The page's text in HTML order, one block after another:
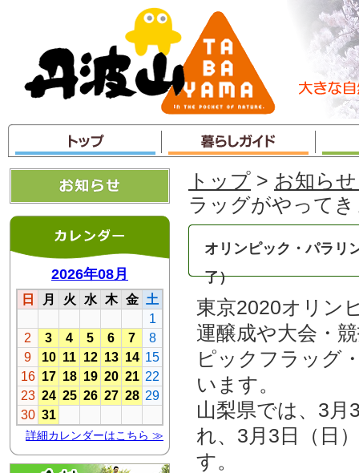
ャ
ン
プ
トップ > お知ら
ラッグがやって
オリンピック・パラリ
了）
東京2020オリン
運醸成や大会・
ピックフラッグ
います。
山梨県では、3
れ、3月3日（日
す。